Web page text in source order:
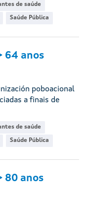
de saúde
Saúde Pública
64 anos
poboacional
a finais de
de saúde
Saúde Pública
80 anos